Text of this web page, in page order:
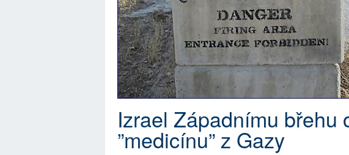
Izrael Západnímu břehu
”medicínu” z Gazy